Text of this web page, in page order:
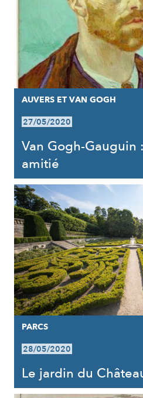
AUVERS ET VAN GOGH
27/05/2020
Van Gogh-Gauguin
amitié
PARCS
28/05/2020
Le jardin du